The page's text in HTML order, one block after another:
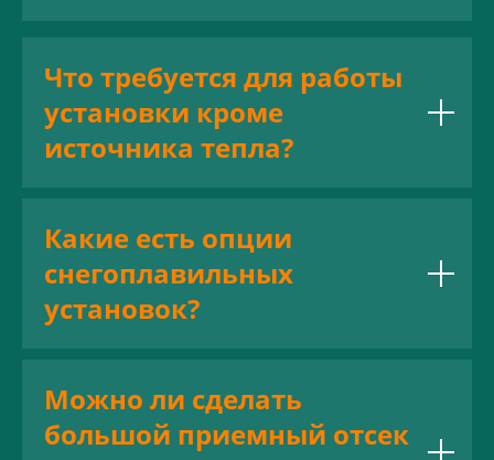
Что требуется для работы
установки кроме
источника тепла?
Какие есть опции
снегоплавильных
установок?
Можно ли сделать
большой приемный отсек